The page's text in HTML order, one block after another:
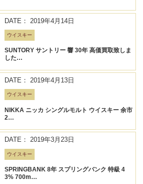
DATE： 2019年4月14日
ウイスキー
SUNTORY サントリー 響 30年 高価買取致しま
した…
DATE： 2019年4月13日
ウイスキー
NIKKA ニッカ シングルモルト ウイスキー 余市
2…
DATE： 2019年3月23日
ウイスキー
SPRINGBANK 8年 スプリングバンク 特級 4
3% 700m…